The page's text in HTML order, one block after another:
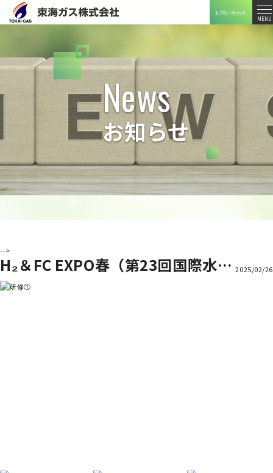
お問い合わせ
News
お知らせ
-->
H₂＆FC EXPO春（第23回国際水素・燃料電池展）及び東京スイソミルに行ってきました 2025/02/26
メニ
ュー
MENU